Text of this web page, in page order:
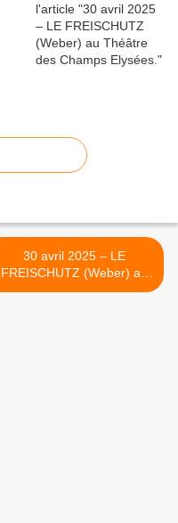
30 avril 2025 – LE
FREISCHUTZ (Weber) au
Théâtre des Champs